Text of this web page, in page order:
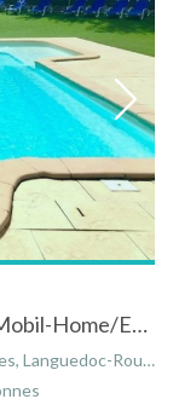
Camping L'Eau Vive 3 étoiles Chalet/Mobil-Home/Emplacements Nus Vernet-les-Bains
Occitanie, France